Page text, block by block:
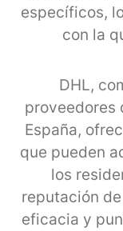
específicos,
con la
DHL,
proveedores
España,
que pueden
los
reputación
eficacia y